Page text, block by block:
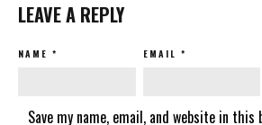
LEAVE A REPLY
NAME * EMAIL *
Save my name, email, and website in